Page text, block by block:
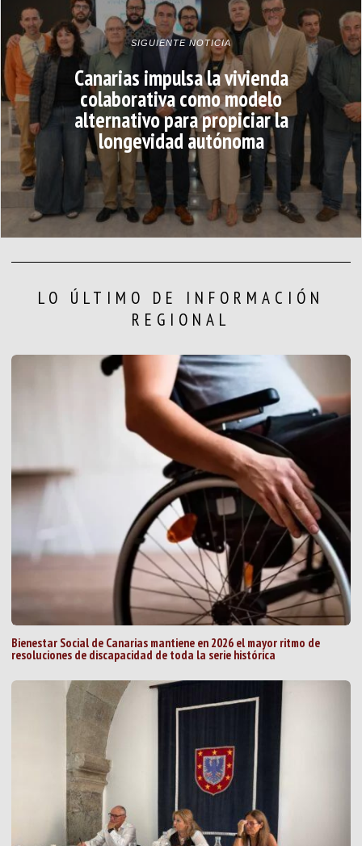
SIGUIENTE NOTICIA
Canarias impulsa la vivienda
colaborativa como modelo
alternativo para propiciar la
longevidad autónoma
LO ÚLTIMO DE INFORMACIÓN
REGIONAL
Bienestar Social de Canarias mantiene en 2026 el mayor ritmo de
resoluciones de discapacidad de toda la serie histórica